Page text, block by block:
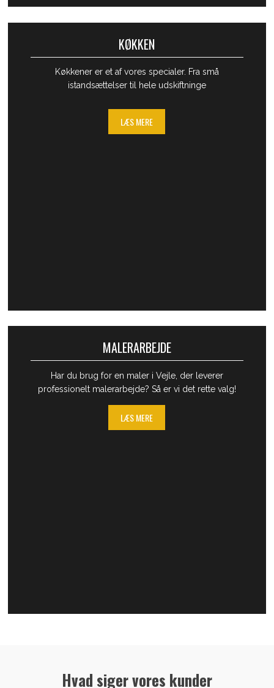
KØKKEN
​Køkkener er et af vores specialer. Fra små
istandsættelser til hele udskiftninge
LÆS MERE
MALERARBEJDE
​Har du brug for en maler i Vejle, der leverer
professionelt malerarbejde? Så er​ vi det rette valg!
LÆS MERE
Hvad siger vores kunder